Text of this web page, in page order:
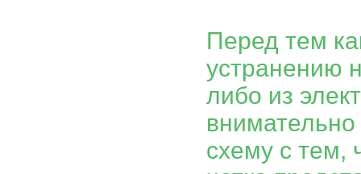
Перед тем
устранению
либо из
схему с тем,